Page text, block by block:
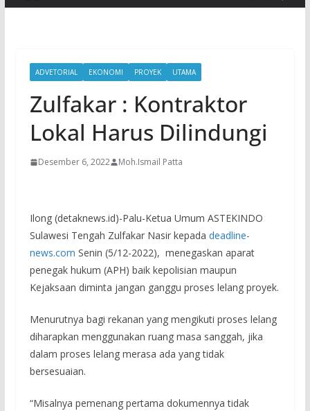
ADVETORIAL EKONOMI PROYEK UTAMA
Zulfakar : Kontraktor
Lokal Harus Dilindungi
Desember 6, 2022 Moh.Ismail Patta
Ilong (detaknews.id)-Palu-Ketua Umum ASTEKINDO
Sulawesi Tengah Zulfakar Nasir kepada deadline-
news.com Senin (5/12-2022), menegaskan aparat
penegak hukum (APH) baik kepolisian maupun
Kejaksaan diminta jangan ganggu proses lelang proyek.
Menurutnya bagi rekanan yang mengikuti proses lelang
diharapkan menggunakan ruang masa sanggah, jika
dalam proses lelang merasa ada yang tidak
bersesuaian.
“Misalnya pemenang pertama dokumennya tidak